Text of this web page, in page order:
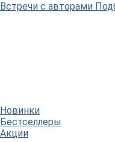
Встречи с авторами
Новинки
Бестселлеры
Акции